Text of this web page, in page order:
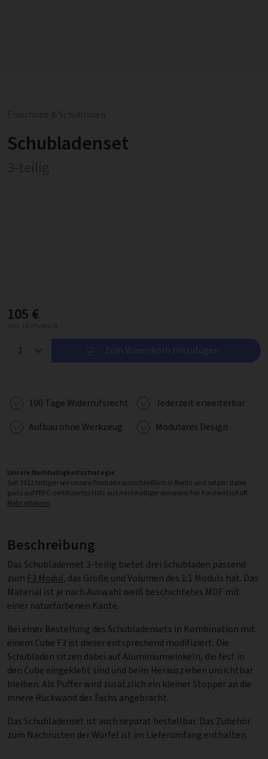
Schubladenset
105 €
Zum Warenkorb hinzufügen
100 Tage Widerrufsrecht
Jederzeit erweiterbar
Aufbau ohne Werkzeug
Modulares Design
Unsere Nachhaltigkeitsstrategie
Seit 2012 fertigen wir unsere Produkte ausschließlich in Berlin und setzen dabei
ganz auf PEFC-zertifiziertes Holz aus nachhaltiger europäischer Forstwirtschaft.
Mehr erfahren
Beschreibung
Das Schubladenset 3-teilig bietet drei Schubladen passend
zum F3 Modul, das Größe und Volumen des 1:1 Moduls hat. Das
Material ist je nach Auswahl weiß beschichtetes MDF mit
einer naturfarbenen Kante.
Bei einer Bestellung des Schubladensets in Kombination mit
einem Cube F3 ist dieser entsprechend modifiziert. Die
Schubladen sitzen dabei auf Aluminiumwinkeln, die fest in
den Cube eingeklebt sind und beim Herausziehen unsichtbar
bleiben. Als Puffer wird zusätzlich ein kleiner Stopper an die
innere Rückwand des Fachs angebracht.
Das Schubladenset ist auch separat bestellbar. Das Zubehör
zum Nachrüsten der Würfel ist im Lieferumfang enthalten.